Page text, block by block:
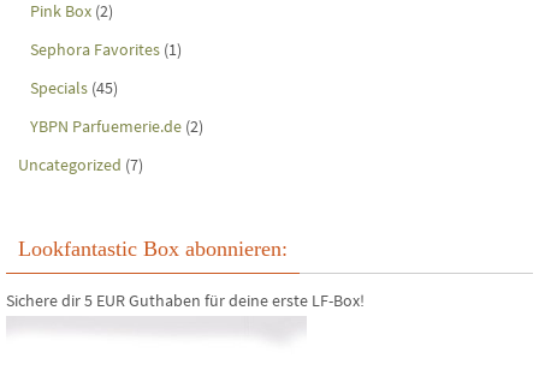
Pink Box (2)
Sephora Favorites (1)
Specials (45)
YBPN Parfuemerie.de (2)
Uncategorized (7)
Lookfantastic Box abonnieren:
Sichere dir 5 EUR Guthaben für deine erste LF-Box!